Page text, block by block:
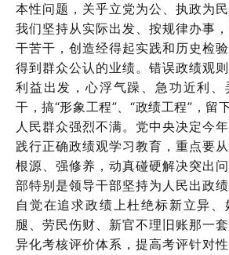
本性问题，关乎立党为公、执政为
我们坚持从实际出发、按规律办事
干苦干，创造经得起实践和历史检验
得到群众公认的业绩。错误政绩观
利益出发，心浮气躁、急功近利、
干，搞“形象工程”、“政绩工程”，留
人民群众强烈不满。党中央决定今
践行正确政绩观学习教育，重点要
根源、强修养，动真碰硬解决突出
部特别是领导干部坚持为人民出政
自觉在追求政绩上杜绝标新立异
腿、劳民伤财、新官不理旧账那一
异化考核评价体系，提高考评针对